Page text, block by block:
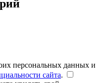
персональных данных и
сайта.